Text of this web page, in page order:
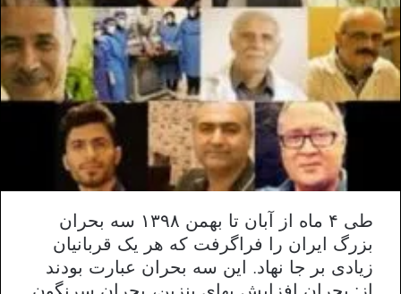
طی ۴ ماه از آبان تا بهمن ۱۳۹۸ سه بحران
بزرگ ایران را فراگرفت که هر یک قربانیان
زیادی بر جا نهاد. این سه بحران عبارت بودند